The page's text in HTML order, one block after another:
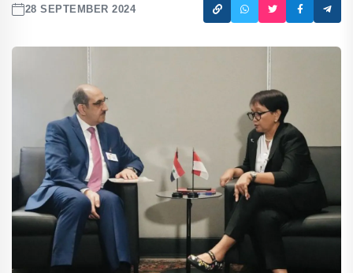
28 SEPTEMBER 2024